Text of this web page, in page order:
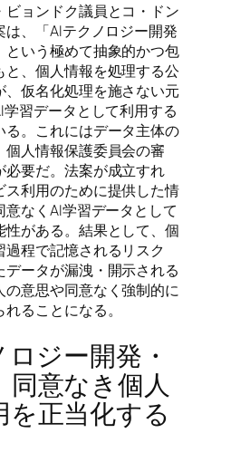
ビョンドク議員とコ・ドン
は、「AIテクノロジー開発
という極めて抽象的かつ包
と、個人情報を処理する公
、仮名化処理を施さない元
習データとして利用する
る。これにはデータ主体の
個人情報保護委員会の審
必要だ。法案が成立すれ
ス利用のために提供した情
なくAI学習データとして
性がある。結果として、個
過程で記憶されるリスク
データが漏洩・開示される
の意思や同意なく強制的に
ることになる。
ジー開発・
同意なき個人
を正当化する